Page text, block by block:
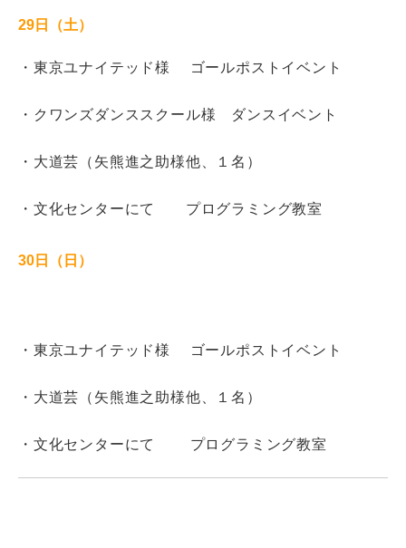
29日（土）
・東京ユナイテッド様 ゴールポストイベント
・クワンズダンススクール様 ダンスイベント
・大道芸（ 矢熊進之助様他、１名 ）
・文化センターにて プログラミング教室
30日（日）
・東京ユナイテッド様 ゴールポストイベント
・大道芸（ 矢熊進之助様他、１名 ）
・文化センターにて プログラミング教室